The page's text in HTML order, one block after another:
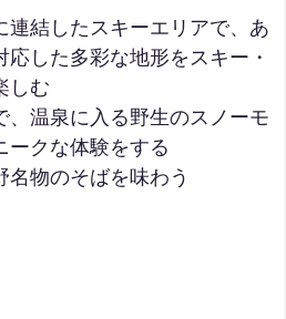
連結したスキーエリアで、あ
応した多彩な地形をスキー・
しむ
、温泉に入る野生のスノーモ
ークな体験をする
名物のそばを味わう